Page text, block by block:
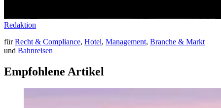
Redaktion
fürRecht & Compliance, Hotel, Management, Branche & Markt
und Bahnreisen
Empfohlene Artikel